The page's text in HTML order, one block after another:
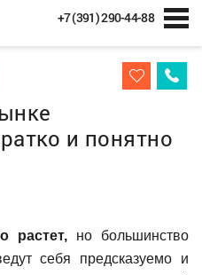
+7 (391) 290-44-88
и понятно
растет, но большинство
себя предсказуемо и